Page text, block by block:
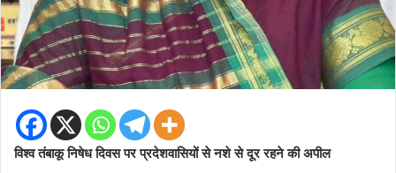
विश्व तंबाकू निषेध दिवस पर प्रदेशवासियों से नशे से दूर रहने की अपील